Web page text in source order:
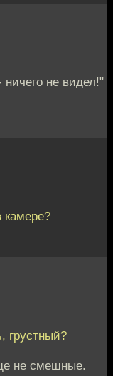
не видел!"
камере?
грустный?
не смешные.